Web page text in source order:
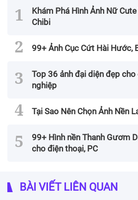
Khám Phá Hình Ảnh Nữ
Chibi
99+ Ảnh Cục Cứt Hài Hước,
Top 36 ảnh đại diện đẹp cho
nghiệp
Tại Sao Nên Chọn Ảnh Nền
99+ Hình nền Thanh Gươm
cho điện thoại, PC
BÀI VIẾT LIÊN QUAN